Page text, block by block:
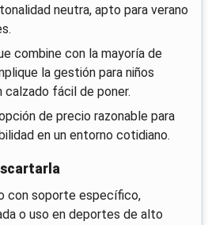
neutra, apto para verano
combine con la mayoría de
la gestión para niños
calzado fácil de poner.
de precio razonable para
en un entorno cotidiano.
con soporte específico,
o uso en deportes de alto